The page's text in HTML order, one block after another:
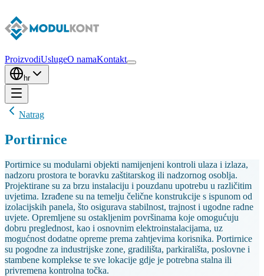
ProizvodiUslugeO namaKontakt
hr
Natrag
Portirnice
Portirnice su modularni objekti namijenjeni kontroli ulaza i izlaza,
nadzoru prostora te boravku zaštitarskog ili nadzornog osoblja.
Projektirane su za brzu instalaciju i pouzdanu upotrebu u različitim
uvjetima. Izrađene su na temelju čelične konstrukcije s ispunom od
izolacijskih panela, što osigurava stabilnost, trajnost i ugodne radne
uvjete. Opremljene su ostakljenim površinama koje omogućuju
dobru preglednost, kao i osnovnim elektroinstalacijama, uz
mogućnost dodatne opreme prema zahtjevima korisnika. Portirnice
su pogodne za industrijske zone, gradilišta, parkirališta, poslovne i
stambene komplekse te sve lokacije gdje je potrebna stalna ili
privremena kontrolna točka.